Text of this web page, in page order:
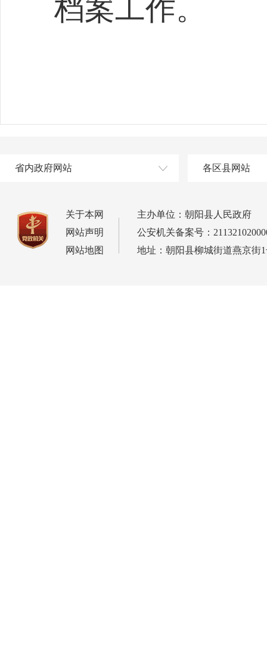
档案工作。
省内政府网站 各区县网站
关于本网
网站声明
网站地图
主办单位：朝阳县人民政府
公安机关备案号：
地址：朝阳县柳城街道燕京街